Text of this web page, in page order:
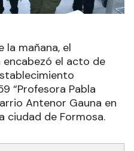
la mañana, el
el acto de
“Profesora Pabla
Antenor Gauna en
ciudad de Formosa.